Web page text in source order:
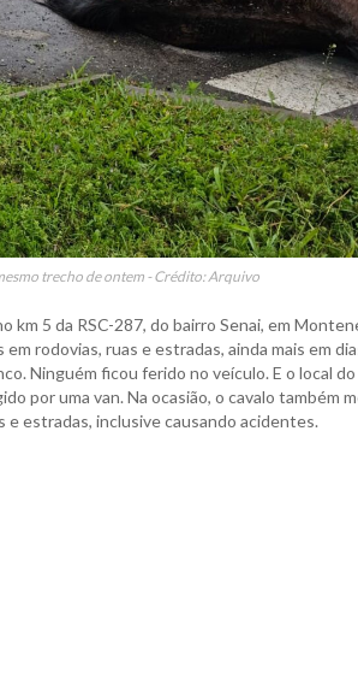
trecho de ontem - Crédito: Arquivo
5 da RSC-287, do bairro Senai, em
rodovias, ruas e estradas, ainda mais em
Ninguém ficou ferido no veículo. E o local do
por uma van. Na ocasião, o cavalo também
estradas, inclusive causando acidentes.